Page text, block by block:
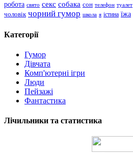
робота свято секс собака сон телефон туалет
чоловік чорний гумор школа я істина їжа
Категорії
Гумор
Дівчата
Комп'ютерні ігри
Люди
Пейзажі
Фантастика
Лічильники та статистика